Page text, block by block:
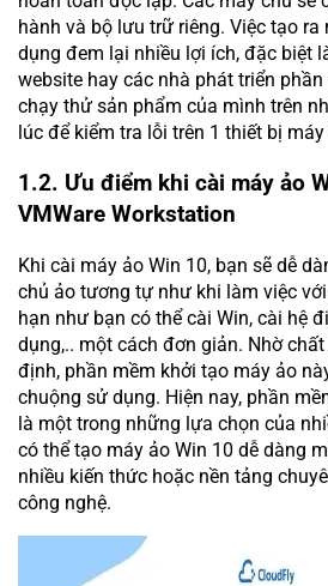
hành và bộ lưu trữ riêng. Việc tạo
dụng đem lại nhiều lợi ích, đặc biệt
website hay các nhà phát triển
chạy thử sản phẩm của mình trên
lúc để kiểm tra lỗi trên 1 thiết bị
1.2. Ưu điểm khi cài máy ảo
VMWare Workstation
Khi cài máy ảo Win 10, bạn sẽ dễ
chủ ảo tương tự như khi làm việc
hạn như bạn có thể cài Win, cài hệ
dụng,.. một cách đơn giản. Nhờ
định, phần mềm khởi tạo máy ảo
chuộng sử dụng. Hiện nay, phần
là một trong những lựa chọn của
có thể tạo máy ảo Win 10 dễ dàng
nhiều kiến thức hoặc nền tảng
công nghệ.